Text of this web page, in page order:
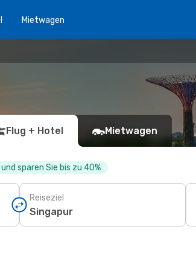
Mietwagen
Flug + Hotel Mietwagen
sparen Sie bis zu 40%
Reiseziel